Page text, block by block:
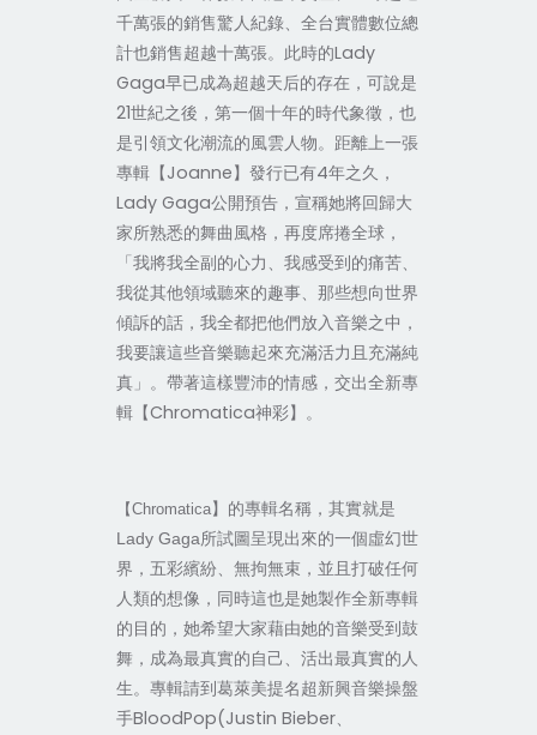
千萬張的銷售驚人紀錄、全台實體數位總
計也銷售超越十萬張。此時的Lady
Gaga早已成為超越天后的存在，可說是
21世紀之後，第一個十年的時代象徵，也
是引領文化潮流的風雲人物。距離上一張
專輯【Joanne】發行已有4年之久，
Lady Gaga公開預告，宣稱她將回歸大
家所熟悉的舞曲風格，再度席捲全球，
「我將我全副的心力、我感受到的痛苦、
我從其他領域聽來的趣事、那些想向世界
傾訴的話，我全都把他們放入音樂之中，
我要讓這些音樂聽起來充滿活力且充滿純
真」。帶著這樣豐沛的情感，交出全新專
輯【Chromatica神彩】。
【Chromatica】的專輯名稱，其實就是
Lady Gaga所試圖呈現出來的一個虛幻世
界，五彩繽紛、無拘無束，並且打破任何
人類的想像，同時這也是她製作全新專輯
的目的，她希望大家藉由她的音樂受到鼓
舞，成為最真實的自己、活出最真實的人
生。專輯請到葛萊美提名超新興音樂操盤
手BloodPop(Justin Bieber、